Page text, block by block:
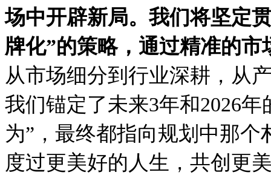
场中开辟新局。我们将坚定
牌化”的策略，通过精准的
从市场细分到行业深耕，从
我们锚定了未来3年和2026
为”，最终都指向规划中那
度过更美好的人生，共创更